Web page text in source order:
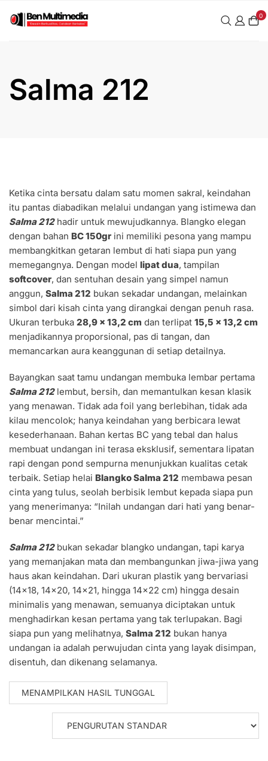
0
Salma 212
Ketika cinta bersatu dalam satu momen sakral, keindahan
itu pantas diabadikan melalui undangan yang istimewa dan
Salma 212hadir untuk mewujudkannya. Blangko elegan
dengan bahan BC 150gr ini memiliki pesona yang mampu
membangkitkan getaran lembut di hati siapa pun yang
memegangnya. Dengan model lipat dua, tampilan
softcover, dan sentuhan desain yang simpel namun
anggun, Salma 212 bukan sekadar undangan, melainkan
simbol dari kisah cinta yang dirangkai dengan penuh rasa.
Ukuran terbuka 28,9 x 13,2 cm dan terlipat 15,5 x 13,2 cm
menjadikannya proporsional, pas di tangan, dan
memancarkan aura keanggunan di setiap detailnya.
Bayangkan saat tamu undangan membuka lembar pertama
Salma 212lembut, bersih, dan memantulkan kesan klasik
yang menawan. Tidak ada foil yang berlebihan, tidak ada
kilau mencolok; hanya keindahan yang berbicara lewat
kesederhanaan. Bahan kertas BC yang tebal dan halus
membuat undangan ini terasa eksklusif, sementara lipatan
rapi dengan pond sempurna menunjukkan kualitas cetak
terbaik. Setiap helai Blangko Salma 212 membawa pesan
cinta yang tulus, seolah berbisik lembut kepada siapa pun
yang menerimanya: “Inilah undangan dari hati yang benar-
benar mencintai.”
Salma 212bukan sekadar blangko undangan, tapi karya
yang memanjakan mata dan membangunkan jiwa-jiwa yang
haus akan keindahan. Dari ukuran plastik yang bervariasi
(14×18, 14×20, 14×21, hingga 14×22 cm) hingga desain
minimalis yang menawan, semuanya diciptakan untuk
menghadirkan kesan pertama yang tak terlupakan. Bagi
siapa pun yang melihatnya, Salma 212 bukan hanya
undangan ia adalah perwujudan cinta yang layak disimpan,
disentuh, dan dikenang selamanya.
MENAMPILKAN HASIL TUNGGAL